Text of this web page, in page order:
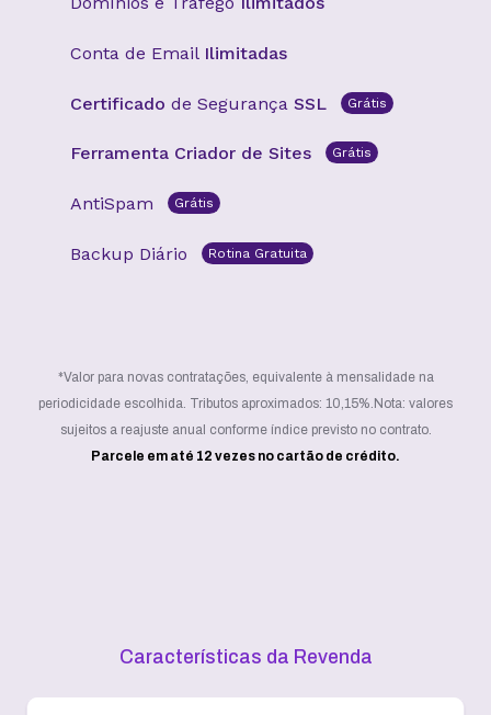
Conta de Email Ilimitadas
Certificado de Segurança SSL Grátis
Ferramenta Criador de Sites Grátis
AntiSpam Grátis
Backup Diário Rotina Gratuita
*Valor para novas contratações, equivalente à mensalidade na
periodicidade escolhida. Tributos aproximados: 10,15%. Nota: valores
sujeitos a reajuste anual conforme índice previsto no contrato.
Parcele em até 12 vezes no cartão de crédito.
Características da Revenda